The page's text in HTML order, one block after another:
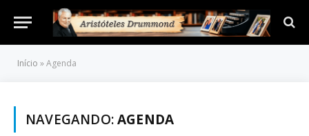
Início »Agenda
NAVEGANDO:AGENDA